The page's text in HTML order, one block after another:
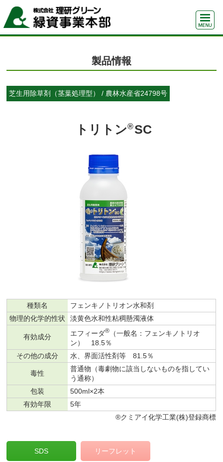
製品情報
芝生用除草剤（茎葉処理型） / 農林水産省24798号
トリトン®SC
種類名
フェンキノトリオン水和剤
物理的化学的性状
淡黄色水和性粘稠懸濁液体
有効成分 エフィーダ®
（一般名：フェンキノトリオ
ン） 18.5％
その他の成分
水、界面活性剤等 81.5％
毒性
普通物（毒劇物に該当しないものを指してい
う通称）
包装
500ml×2本
有効年限
5年
®クミアイ化学工業(株)登録商標
SDS リーフレット